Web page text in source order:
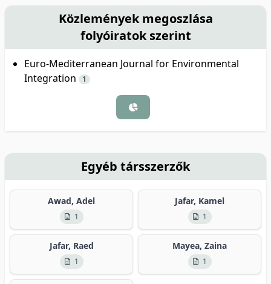
Közlemények megoszlása
folyóiratok szerint
Euro-Mediterranean Journal for Environmental
Integration
1
Egyéb társszerzők
Awad, Adel
1
Jafar, Kamel
1
Jafar, Raed
1
Mayea, Zaina
1